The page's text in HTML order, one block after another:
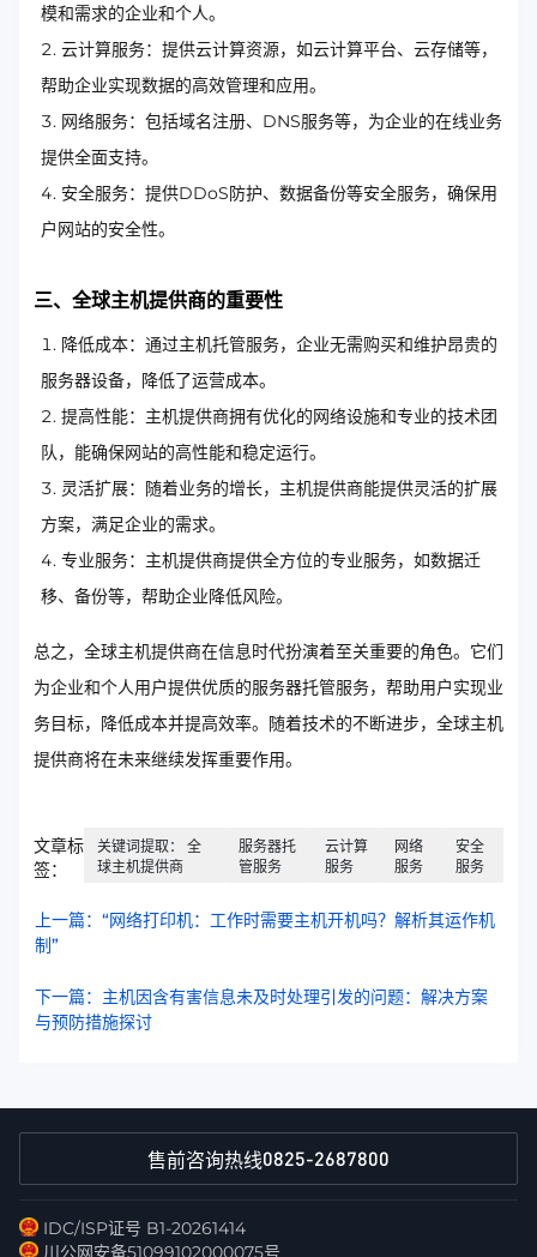
模和需求的企业和个人。
云计算服务：提供云计算资源，如云计算平台、云存储等，
帮助企业实现数据的高效管理和应用。
网络服务：包括域名注册、DNS服务等，为企业的在线业务
提供全面支持。
安全服务：提供DDoS防护、数据备份等安全服务，确保用
户网站的安全性。
三、全球主机提供商的重要性
降低成本：通过主机托管服务，企业无需购买和维护昂贵的
服务器设备，降低了运营成本。
提高性能：主机提供商拥有优化的网络设施和专业的技术团
队，能确保网站的高性能和稳定运行。
灵活扩展：随着业务的增长，主机提供商能提供灵活的扩展
方案，满足企业的需求。
专业服务：主机提供商提供全方位的专业服务，如数据迁
移、备份等，帮助企业降低风险。
总之，全球主机提供商在信息时代扮演着至关重要的角色。它们
为企业和个人用户提供优质的服务器托管服务，帮助用户实现业
务目标，降低成本并提高效率。随着技术的不断进步，全球主机
提供商将在未来继续发挥重要作用。
文章标
签：
关键词提取： 全
球主机提供商
服务器托
管服务
云计算
服务
网络
服务
安全
服务
上一篇：“网络打印机：工作时需要主机开机吗？解析其运作机
制”
下一篇：主机因含有害信息未及时处理引发的问题：解决方案
与预防措施探讨
售前咨询热线0825-2687800
IDC/ISP证号 B1-20261414
川公网安备51099102000075号